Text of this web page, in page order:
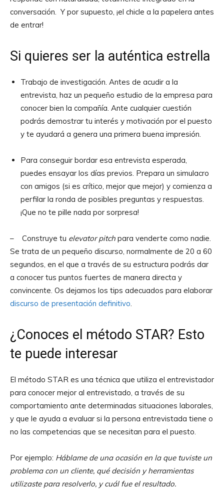
conversación. Y por supuesto, ¡el chicle a la papelera antes
de entrar!
Si quieres ser la auténtica estrella
Trabajo de investigación. Antes de acudir a la
entrevista, haz un pequeño estudio de la empresa para
conocer bien la compañía. Ante cualquier cuestión
podrás demostrar tu interés y motivación por el puesto
y te ayudará a genera una primera buena impresión.
Para conseguir bordar esa entrevista esperada,
puedes ensayar los días previos. Prepara un simulacro
con amigos (si es crítico, mejor que mejor) y comienza a
perfilar la ronda de posibles preguntas y respuestas.
¡Que no te pille nada por sorpresa!
– Construye tu elevator pitch para venderte como nadie.
Se trata de un pequeño discurso, normalmente de 20 a 60
segundos, en el que a través de su estructura podrás dar
a conocer tus puntos fuertes de manera directa y
convincente. Os dejamos los tips adecuados para elaborar
discurso de presentación definitivo.
¿Conoces el método STAR? Esto
te puede interesar
El método STAR es una técnica que utiliza el entrevistador
para conocer mejor al entrevistado, a través de su
comportamiento ante determinadas situaciones laborales,
y que le ayuda a evaluar si la persona entrevistada tiene o
no las competencias que se necesitan para el puesto.
Por ejemplo: Háblame de una ocasión en la que tuviste un
problema con un cliente, qué decisión y herramientas
utilizaste para resolverlo, y cuál fue el resultado.